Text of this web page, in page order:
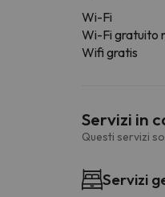
Wi-Fi
Wi-Fi gratuito
Wifi gratis
Servizi in
Questi servizi
Servizi